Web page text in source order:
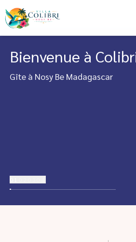
Bienvenue à
Gîte à Nosy Be Madagascar